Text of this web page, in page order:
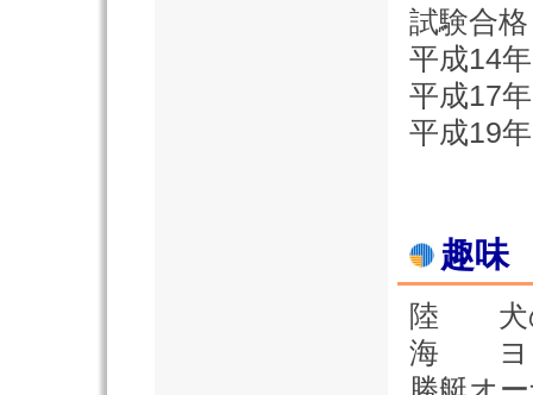
試験合格
平成14
平成17
平成19
趣味
陸 犬
海 ヨッ